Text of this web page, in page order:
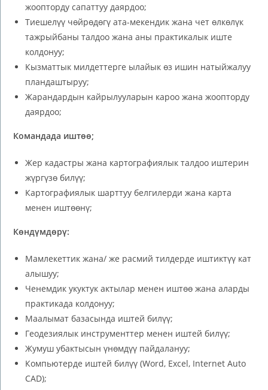
жоопторду сапаттуу даярдоо;
Тиешелүү чөйрөдөгү ата-мекендик жана чет өлкөлүк
тажрыйбаны талдоо жана аны практикалык иште
колдонуу;
Кызматтык милдеттерге ылайык өз ишин натыйжалуу
пландаштыруу;
Жарандардын кайрылууларын кароо жана жоопторду
даярдоо;
Командада иштөө;
Жер кадастры жана картографиялык талдоо иштерин
жүргүзө билүү;
Картографиялык шарттуу белгилерди жана карта
менен иштөөнү;
Көндүмдөрү:
Мамлекеттик жана/ же расмий тилдерде иштиктүү кат
алышуу;
Ченемдик укуктук актылар менен иштөө жана аларды
практикада колдонуу;
Маалымат базасында иштей билүү;
Геодезиялык инструменттер менен иштей билүү;
Жумуш убактысын үнөмдүү пайдалануу;
Компьютерде иштей билүү (Word, Exсel, Internet Auto
CAD);